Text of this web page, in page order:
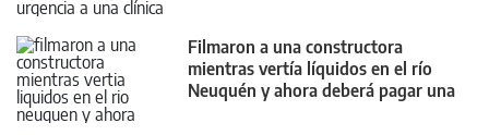
Filmaron a una constructora
mientras vertía líquidos en el río
Neuquén y ahora deberá pagar una